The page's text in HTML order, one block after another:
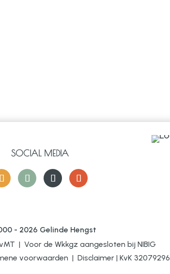
SOCIAL MEDIA
- 2026 Gelinde Hengst
| Voor de Wkkgz aangesloten bij NIBIG
voorwaarden | Disclaimer | KvK 32079296